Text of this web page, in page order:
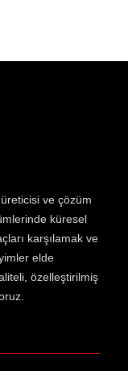
ve çözüm
küresel
karşılamak ve
elde
özelleştirilmiş